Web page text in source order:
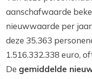
aanschafwaarde
nieuwwaarde per
deze 35.363
1.516.332.338 euro,
De gemiddelde